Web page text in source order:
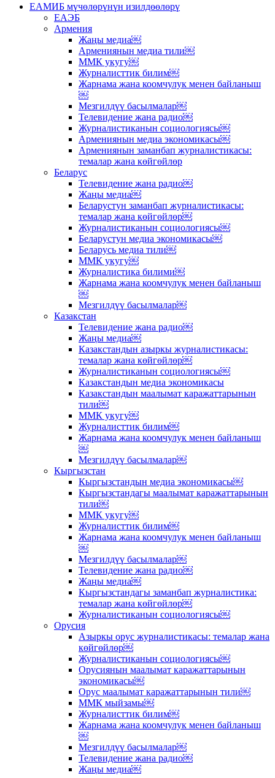
ЕАМИБ мүчөлөрүнүн изилдөөлөрү
ЕАЭБ
Армения
Жаңы медиа￼
Армениянын медиа тили￼
ММК укугу￼
Журналисттик билим￼
Жарнама жана коомчулук менен байланыш
￼
Мезгилдүү басылмалар￼
Телевидение жана радио￼
Журналистиканын социологиясы￼
Армениянын медиа экономикасы￼
Армениянын заманбап журналистикасы:
темалар жана көйгөйлөр
Беларус
Телевидение жана радио￼
Жаңы медиа￼
Беларустун заманбап журналистикасы:
темалар жана көйгөйлөр￼
Журналистиканын социологиясы￼
Беларустун медиа экономикасы￼
Беларусь медиа тили￼
ММК укугу￼
Журналистика билими￼
Жарнама жана коомчулук менен байланыш
￼
Мезгилдүү басылмалар￼
Казакстан
Телевидение жана радио￼
Жаңы медиа￼
Казакстандын азыркы журналистикасы:
темалар жана көйгөйлөр￼
Журналистиканын социологиясы￼
Казакстандын медиа экономикасы
Казакстандын маалымат каражаттарынын
тили￼
ММК укугу￼
Журналисттик билим￼
Жарнама жана коомчулук менен байланыш
￼
Мезгилдүү басылмалар￼
Кыргызстан
Кыргызстандын медиа экономикасы￼
Кыргызстандагы маалымат каражаттарынын
тили￼
ММК укугу￼
Журналисттик билим￼
Жарнама жана коомчулук менен байланыш
￼
Мезгилдүү басылмалар￼
Телевидение жана радио￼
Жаңы медиа￼
Кыргызстандагы заманбап журналистика:
темалар жана көйгөйлөр￼
Журналистиканын социологиясы￼
Орусия
Азыркы орус журналистикасы: темалар жана
көйгөйлөр￼
Журналистиканын социологиясы￼
Орусиянын маалымат каражаттарынын
экономикасы￼
Орус маалымат каражаттарынын тили￼
ММК мыйзамы￼
Журналисттик билим￼
Жарнама жана коомчулук менен байланыш
￼
Мезгилдүү басылмалар￼
Телевидение жана радио￼
Жаңы медиа￼